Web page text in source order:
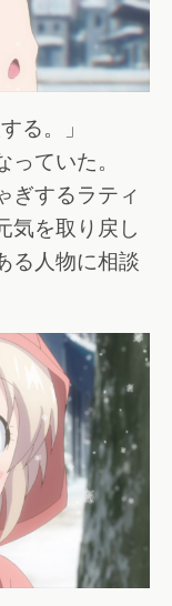
る。」
ていた。
ぎするラティ
気を取り戻し
る人物に相談